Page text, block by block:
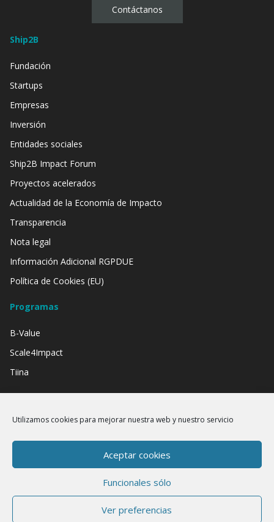
Utilizamos cookies para mejorar nuestra web y nuestro servicio
Aceptar cookies
Funcionales sólo
Ver preferencias
Contáctanos
Ship2B
Fundación
Startups
Empresas
Inversión
Entidades sociales
Ship2B Impact Forum
Proyectos acelerados
Actualidad de la Economía de Impacto
Transparencia
Nota legal
Información Adicional RGPDUE
Política de Cookies (EU)
Programas
B-Value
Scale4Impact
Tiina